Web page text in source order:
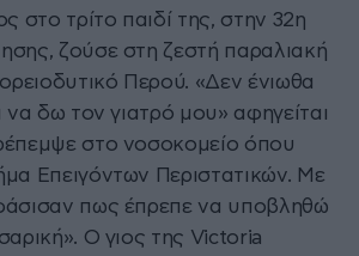
στο τρίτο παιδί της, στην 32η
ζούσε στη ζεστή παραλιακή
Περού. «Δεν ένιωθα
να δω τον γιατρό μου» αφηγείται
στο νοσοκομείο όπου
Επειγόντων Περιστατικών. Με
πως έπρεπε να υποβληθώ
Ο γιος της Victoria